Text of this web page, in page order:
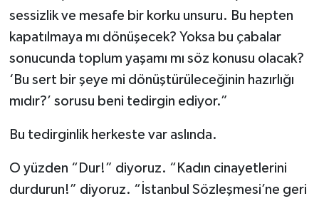
sessizlik ve mesafe bir korku unsuru. Bu hepten
kapatılmaya mı dönüşecek? Yoksa bu çabalar
sonucunda toplum yaşamı mı söz konusu olacak?
‘Bu sert bir şeye mi dönüştürüleceğinin hazırlığı
mıdır?’ sorusu beni tedirgin ediyor.”
Bu tedirginlik herkeste var aslında.
O yüzden “Dur!” diyoruz. “Kadın cinayetlerini
durdurun!” diyoruz. “İstanbul Sözleşmesi’ne geri